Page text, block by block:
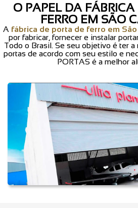
O PAPEL DA FÁBRICA
FERRO EM SÃO
A fábrica de porta de ferro em São
por fabricar, fornecer e instalar
Todo o Brasil. Se seu objetivo é ter a
portas de acordo com seu estilo e
PORTAS é a melhor